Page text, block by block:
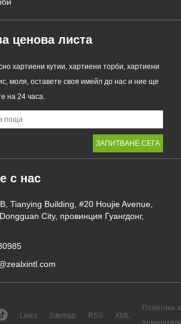
ценова листа
хартиени кутии, хартиени торби, хартиени
моля, оставете своя имейл до нас и ние ще
на 24 часа.
с нас
Tianying Building, #20 Houjie Avenue,
City, провинция Гуангдонг,
Links Sitemap RSS XML
Политика